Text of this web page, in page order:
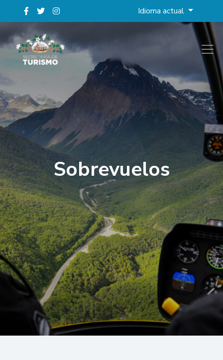
Idioma actual
Sobrevuelos